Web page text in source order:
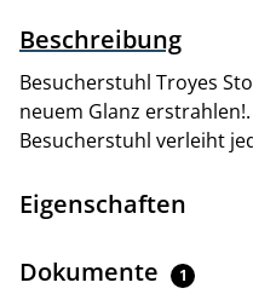
Beschreibung
Besucherstuhl Troyes
neuem Glanz
Besucherstuhl verleiht
Eigenschaften
Dokumente 1